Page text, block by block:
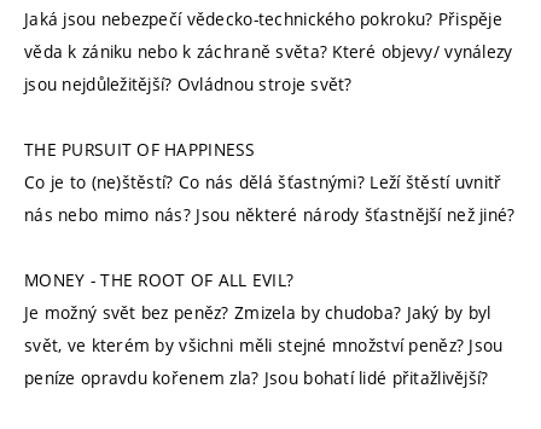
Jaká jsou nebezpečí vědecko-technického pokroku? Přispěje
věda k zániku nebo k záchraně světa? Které objevy/ vynálezy
jsou nejdůležitější? Ovládnou stroje svět?
THE PURSUIT OF HAPPINESS
Co je to (ne)štěstí? Co nás dělá šťastnými? Leží štěstí uvnitř
nás nebo mimo nás? Jsou některé národy šťastnější než jiné?
MONEY - THE ROOT OF ALL EVIL?
Je možný svět bez peněz? Zmizela by chudoba? Jaký by byl
svět, ve kterém by všichni měli stejné množství peněz? Jsou
peníze opravdu kořenem zla? Jsou bohatí lidé přitažlivější?